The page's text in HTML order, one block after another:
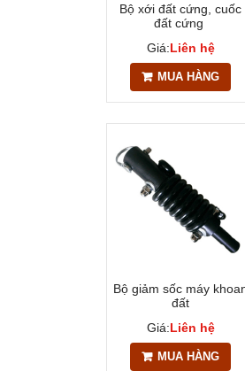
Bộ xới đất cứng, cuốc
đất cứng
Giá:Liên hệ
MUA HÀNG
Bộ giảm sốc máy
đất
Giá:Liên hệ
MUA HÀNG